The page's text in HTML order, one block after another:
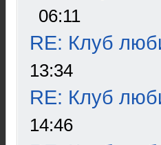
06:11
RE: Клуб
13:34
RE: Клуб
14:46